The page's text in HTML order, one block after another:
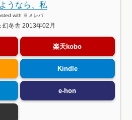
うなら、私
with ヨメレバ
幻冬舎 2013年02月
楽天kobo
Kindle
e-hon